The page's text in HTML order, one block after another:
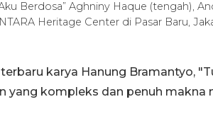
Berdosa” Aghniny Haque (tengah),
Heritage Center di Pasar Baru,
karya Hanung Bramantyo,
yang kompleks dan penuh makna